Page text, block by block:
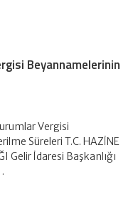
Beyannamelerinin
Vergisi
Süreleri T.C. HAZİNE
Gelir İdaresi Başkanlığı